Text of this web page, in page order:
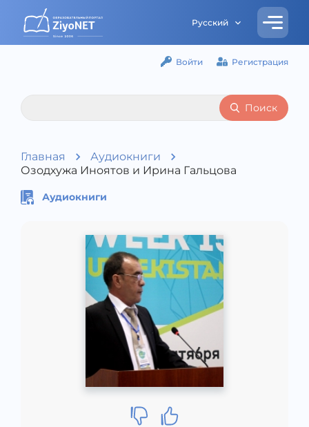
Русский
Войти Регистрация
Поиск
Главная
Аудиокниги
Озодхужа Иноятов и Ирина Гальцова
Аудиокниги